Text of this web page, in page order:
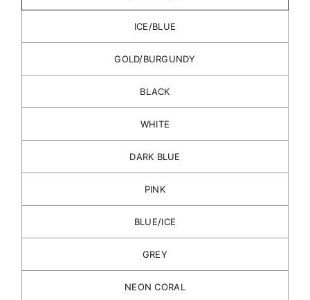
ICE/BLUE
GOLD/BURGUNDY
BLACK
WHITE
DARK BLUE
PINK
BLUE/ICE
GREY
NEON CORAL